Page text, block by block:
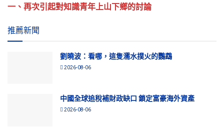
一、再次引起對知識青年上山下鄉的討論
推薦新聞
劉曉波：看哪，這隻濡水撲火的鸚鵡
2026-08-06
中國全球追稅補財政缺口 鎖定富豪海外資產
2026-08-06